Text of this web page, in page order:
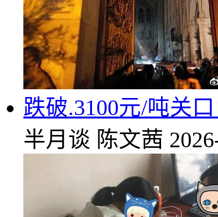
跌破.3100元/吨关
半月谈 陈文茜